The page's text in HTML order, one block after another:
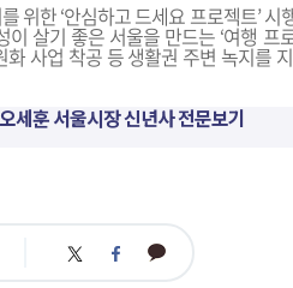
위한 ‘안심하고 드세요 프로젝트’ 시
살기 좋은 서울을 만드는 ‘여행 프
사업 착공 등 생활권 주변 녹지를
오세훈 서울시장 신년사 전문보기
트 페 카